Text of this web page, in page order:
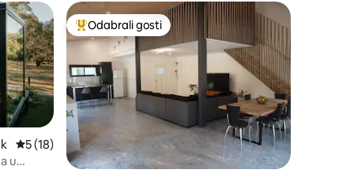
Prosječna ocjena: 5/5, recenzija: 18
5 (18)
u
Među najviše rangiranima s oznakom „Odabrali gosti”
Odabrali gosti